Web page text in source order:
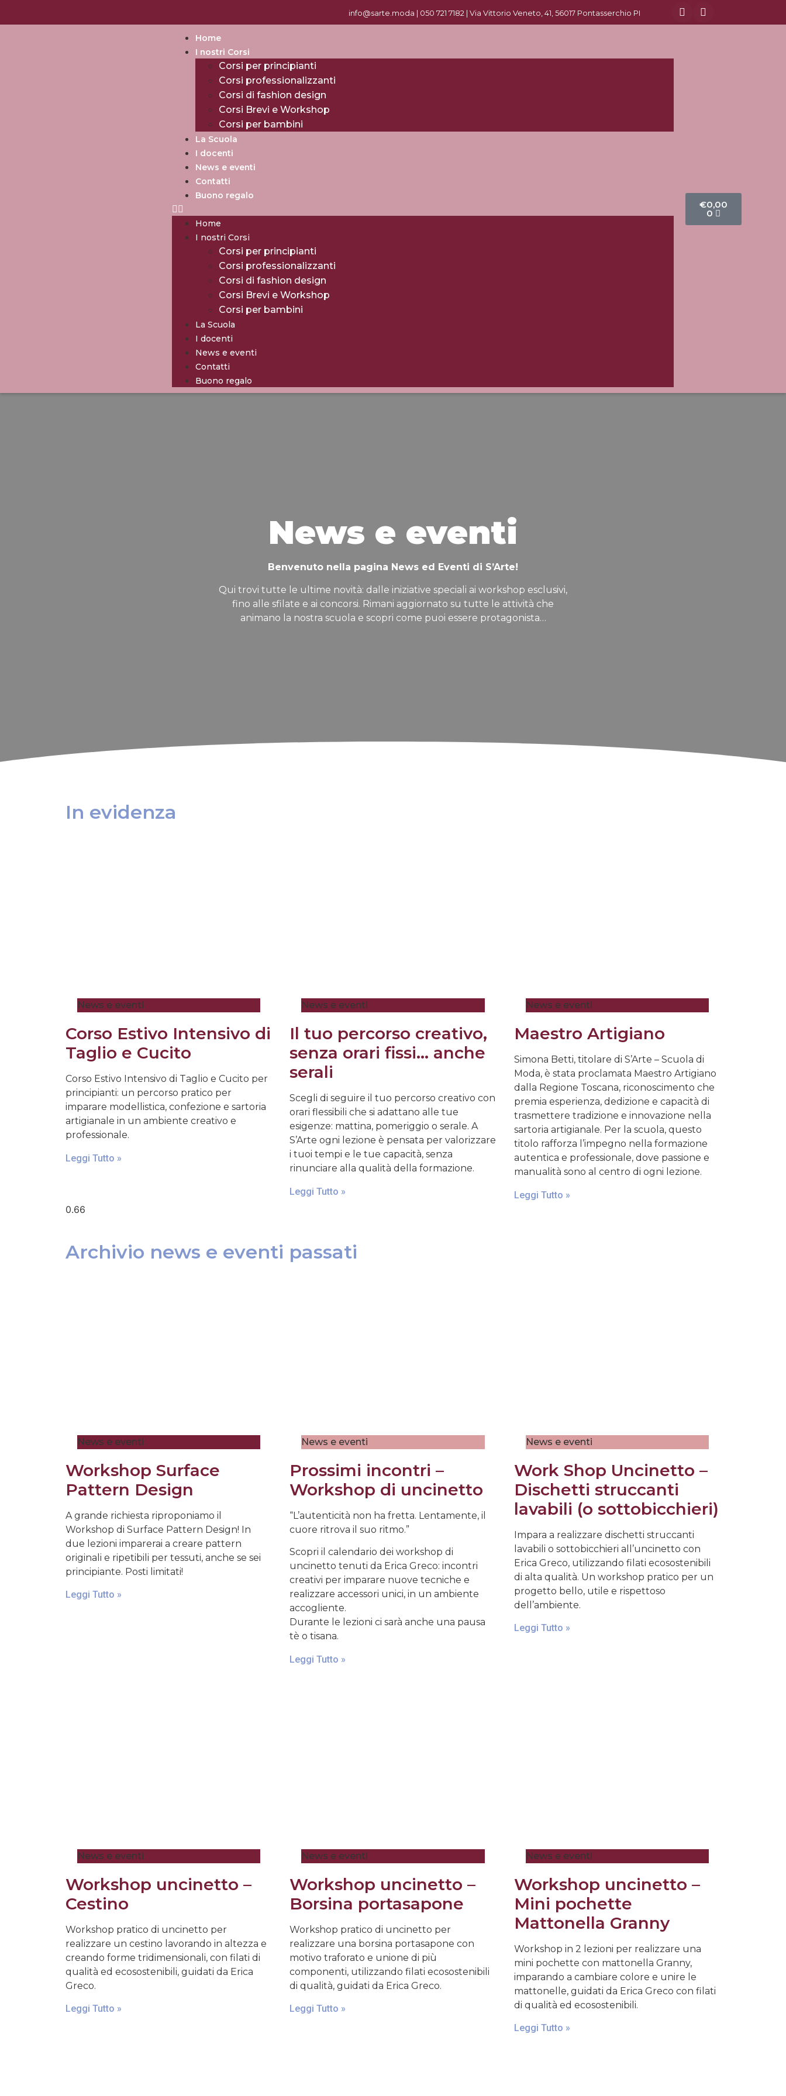
info@sarte.moda | 050 721 7182| Via Vittorio Veneto, 41, 56017 Pontasserchio PI
Home
I nostri Corsi
Corsi per principianti
Corsi professionalizzanti
Corsi di fashion design
Corsi Brevi e Workshop
Corsi per bambini
La Scuola
I docenti
News e eventi
Contatti
Buono regalo
Home
I nostri Corsi
Corsi per principianti
Corsi professionalizzanti
Corsi di fashion design
Corsi Brevi e Workshop
Corsi per bambini
La Scuola
I docenti
News e eventi
Contatti
Buono regalo
€0,00
0
News e eventi
Benvenuto nella pagina News ed Eventi di S’Arte!
Qui trovi tutte le ultime novità: dalle iniziative speciali ai workshop esclusivi,
fino alle sfilate e ai concorsi. Rimani aggiornato su tutte le attività che
animano la nostra scuola e scopri come puoi essere protagonista…
In evidenza
News e eventi
Corso Estivo Intensivo di
Taglio e Cucito
Corso Estivo Intensivo di Taglio e Cucito per
principianti: un percorso pratico per
imparare modellistica, confezione e sartoria
artigianale in un ambiente creativo e
professionale.
Leggi Tutto »
News e eventi
Il tuo percorso creativo,
senza orari fissi… anche
serali
Scegli di seguire il tuo percorso creativo con
orari flessibili che si adattano alle tue
esigenze: mattina, pomeriggio o serale. A
S’Arte ogni lezione è pensata per valorizzare
i tuoi tempi e le tue capacità, senza
rinunciare alla qualità della formazione.
Leggi Tutto »
News e eventi
Maestro Artigiano
Simona Betti, titolare di S’Arte – Scuola di
Moda, è stata proclamata Maestro Artigiano
dalla Regione Toscana, riconoscimento che
premia esperienza, dedizione e capacità di
trasmettere tradizione e innovazione nella
sartoria artigianale. Per la scuola, questo
titolo rafforza l’impegno nella formazione
autentica e professionale, dove passione e
manualità sono al centro di ogni lezione.
Leggi Tutto »
Archivio news e eventi passati
News e eventi
Workshop Surface
Pattern Design
A grande richiesta riproponiamo il
Workshop di Surface Pattern Design! In
due lezioni imparerai a creare pattern
originali e ripetibili per tessuti, anche se sei
principiante. Posti limitati!
Leggi Tutto »
News e eventi
Prossimi incontri –
Workshop di uncinetto
“L’autenticità non ha fretta. Lentamente, il
cuore ritrova il suo ritmo.”
Scopri il calendario dei workshop di
uncinetto tenuti da Erica Greco: incontri
creativi per imparare nuove tecniche e
realizzare accessori unici, in un ambiente
accogliente.
Durante le lezioni ci sarà anche una pausa
tè o tisana.
Leggi Tutto »
News e eventi
Work Shop Uncinetto –
Dischetti struccanti
lavabili (o sottobicchieri)
Impara a realizzare dischetti struccanti
lavabili o sottobicchieri all’uncinetto con
Erica Greco, utilizzando filati ecosostenibili
di alta qualità. Un workshop pratico per un
progetto bello, utile e rispettoso
dell’ambiente.
Leggi Tutto »
News e eventi
Workshop uncinetto –
Cestino
Workshop pratico di uncinetto per
realizzare un cestino lavorando in altezza e
creando forme tridimensionali, con filati di
qualità ed ecosostenibili, guidati da Erica
Greco.
Leggi Tutto »
News e eventi
Workshop uncinetto –
Borsina portasapone
Workshop pratico di uncinetto per
realizzare una borsina portasapone con
motivo traforato e unione di più
componenti, utilizzando filati ecosostenibili
di qualità, guidati da Erica Greco.
Leggi Tutto »
News e eventi
Workshop uncinetto –
Mini pochette
Mattonella Granny
Workshop in 2 lezioni per realizzare una
mini pochette con mattonella Granny,
imparando a cambiare colore e unire le
mattonelle, guidati da Erica Greco con filati
di qualità ed ecosostenibili.
Leggi Tutto »